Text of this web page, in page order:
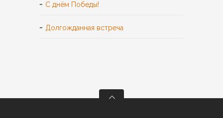
С днём Победы!
Долгожданная встреча